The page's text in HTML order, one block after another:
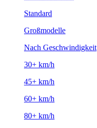
Standard
Großmodelle
Nach Geschwindigkeit
30+ km/h
45+ km/h
60+ km/h
80+ km/h